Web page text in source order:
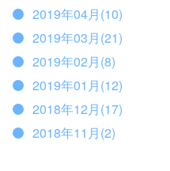
2019年04月(10)
2019年03月(21)
2019年02月(8)
2019年01月(12)
2018年12月(17)
2018年11月(2)